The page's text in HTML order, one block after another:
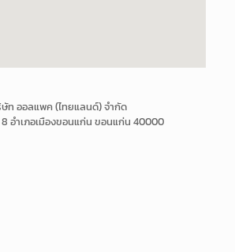
ท ออลแพค (ไทยแลนด์) จำกัด
อำเภอเมืองขอนแก่น ขอนแก่น 40000